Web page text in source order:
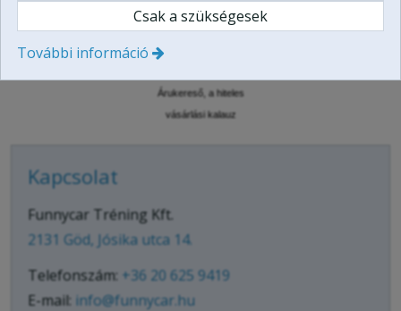
Árukereső, a hiteles
vásárlási kalauz
Kapcsolat
Funnycar Tréning Kft.
2131 Göd, Jósika utca 14.
Telefonszám: +36 20 625 9419
E-mail: info@funnycar.hu
Csak a szükségesek
További információ